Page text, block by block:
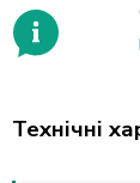
Технічні